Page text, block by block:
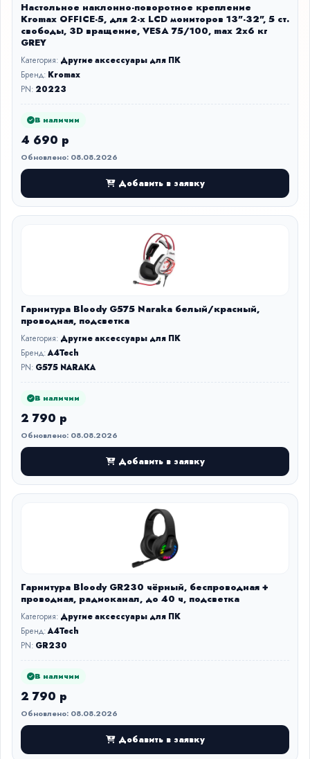
Настольное наклонно-поворотное крепление
Kromax OFFICE-5, для 2-х LCD мониторов 13"-32", 5 ст.
свободы, 3D вращение, VESA 75/100, max 2х6 кг
GREY
Категория: Другие аксессуары для ПК
Бренд: Kromax
PN: 20223
В наличии
4 690 р
Обновлено: 08.08.2026
Добавить в заявку
Гарнитура Bloody G575 Naraka белый/красный,
проводная, подсветка
Категория: Другие аксессуары для ПК
Бренд:A4Tech
PN: G575 NARAKA
В наличии
2 790 р
Обновлено: 08.08.2026
Добавить в заявку
Гарнитура Bloody GR230 чёрный, беспроводная +
проводная, радиоканал, до 40 ч, подсветка
Категория: Другие аксессуары для ПК
Бренд:A4Tech
PN: GR230
В наличии
2 790 р
Обновлено: 08.08.2026
Добавить в заявку